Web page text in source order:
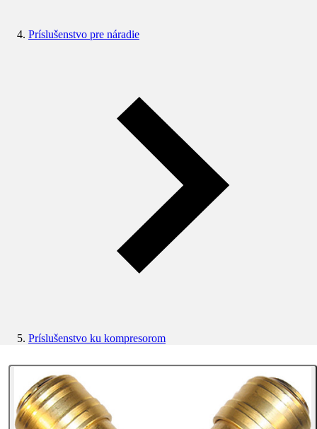
Príslušenstvo pre náradie
Príslušenstvo ku kompresorom